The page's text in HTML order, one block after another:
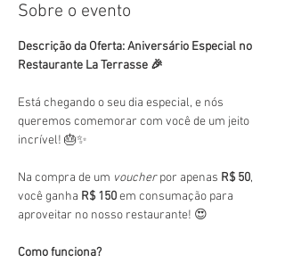
Sobre o evento
Descrição da Oferta: Aniversário Especial no
Restaurante La Terrasse 🎉
Está chegando o seu dia especial, e nós
queremos comemorar com você de um jeito
incrível! 🎂✨
Na compra de um voucher por apenas R$ 50,
você ganha R$ 150 em consumação para
aproveitar no nosso restaurante! 😍
Como funciona?